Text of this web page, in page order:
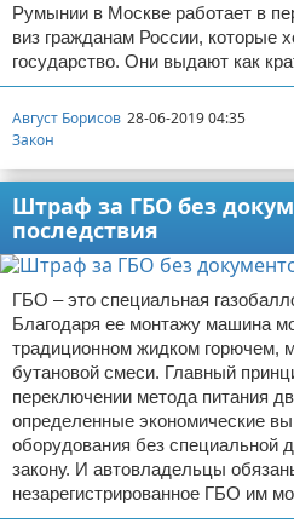
Румынии в Москве работает в
виз гражданам России, которые
государство. Они выдают как
Август Борисов 28-06-2019 04:35
Закон
Штраф за ГБО без
последствия
ГБО – это специальная
Благодаря ее монтажу машина
традиционном жидком горючем,
бутановой смеси. Главный
переключении метода питания
определенные экономические
оборудования без специальной
закону. И автовладельцы
незарегистрированное ГБО им